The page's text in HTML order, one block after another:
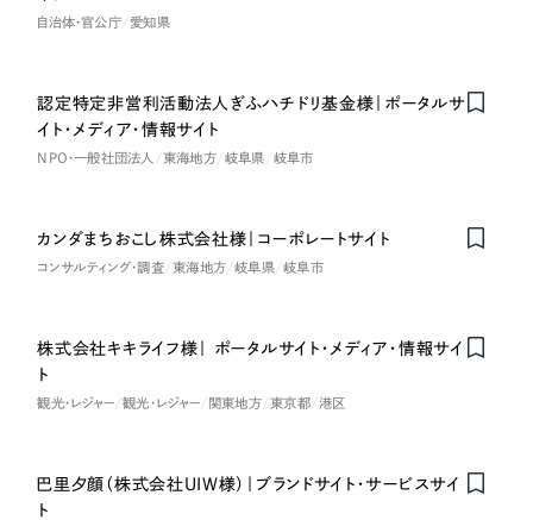
オレンジ・橙色
イエロー・黄色
グリーン・緑色
ブルー・青色
その他
自治体・官公庁 愛知県
認定特定非営利活動法人ぎふハチドリ基金様｜ポータルサ
イト・メディア・情報サイト
NPO・一般社団法人 東海地方 岐阜県 岐阜市
Nominee
カンダまちおこし株式会社様｜コーポレートサイト
コンサルティング・調査 東海地方 岐阜県 岐阜市
株式会社キキライフ様｜ ポータルサイト・メディア・情報サイ
ト
観光・レジャー 観光・レジャー 関東地方 東京都 港区
Honorabl
e
Ment
i
on
巴里夕顔（株式会社UIW様）｜ブランドサイト・サービスサイ
ト